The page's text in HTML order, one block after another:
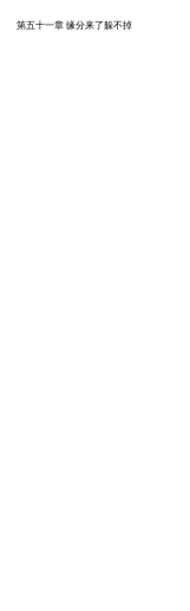
第五十一章 缘分来了躲不掉